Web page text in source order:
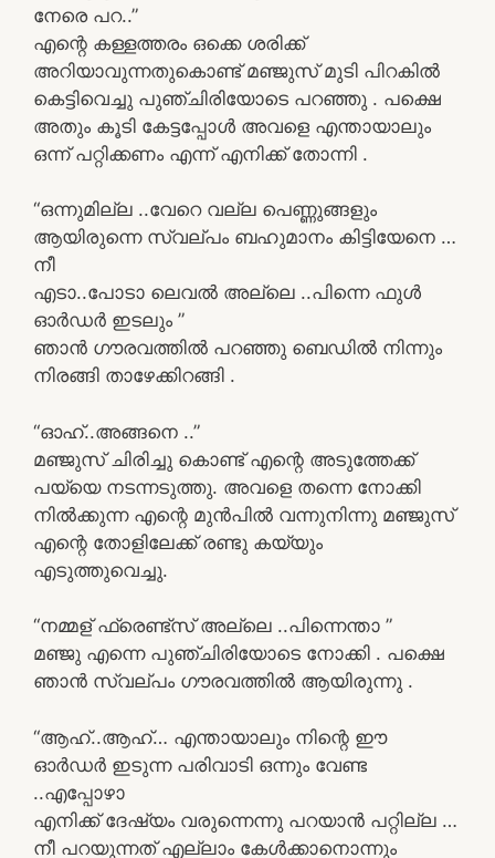
നേരെ പറ..”
എന്റെ കള്ളത്തരം ഒക്കെ ശരിക്ക്
അറിയാവുന്നതുകൊണ്ട് മഞ്ജുസ് മുടി പിറകിൽ
കെട്ടിവെച്ചു പുഞ്ചിരിയോടെ പറഞ്ഞു . പക്ഷെ
അതും കൂടി കേട്ടപ്പോൾ അവളെ എന്തായാലും
ഒന്ന് പറ്റിക്കണം എന്ന് എനിക്ക് തോന്നി .
“ഒന്നുമില്ല ..വേറെ വല്ല പെണ്ണുങ്ങളും
ആയിരുന്നെ സ്വല്പം ബഹുമാനം കിട്ടിയേനെ …
നീ
എടാ..പോടാ ലെവൽ അല്ലെ ..പിന്നെ ഫുൾ
ഓർഡർ ഇടലും ”
ഞാൻ ഗൗരവത്തിൽ പറഞ്ഞു ബെഡിൽ നിന്നും
നിരങ്ങി താഴേക്കിറങ്ങി .
“ഓഹ്..അങ്ങനെ ..”
മഞ്ജുസ് ചിരിച്ചു കൊണ്ട് എന്റെ അടുത്തേക്ക്
പയ്യെ നടന്നടുത്തു. അവളെ തന്നെ നോക്കി
നിൽക്കുന്ന എന്റെ മുൻപിൽ വന്നുനിന്നു മഞ്ജുസ്
എന്റെ തോളിലേക്ക് രണ്ടു കയ്യും
എടുത്തുവെച്ചു.
“നമ്മള് ഫ്രെണ്ട്സ് അല്ലെ ..പിന്നെന്താ ”
മഞ്ജു എന്നെ പുഞ്ചിരിയോടെ നോക്കി . പക്ഷെ
ഞാൻ സ്വല്പം ഗൗരവത്തിൽ ആയിരുന്നു .
“ആഹ്..ആഹ്… എന്തായാലും നിന്റെ ഈ
ഓർഡർ ഇടുന്ന പരിവാടി ഒന്നും വേണ്ട
..എപ്പോഴാ
എനിക്ക് ദേഷ്യം വരുന്നെന്നു പറയാൻ പറ്റില്ല …
നീ പറയുന്നത് എല്ലാം കേൾക്കാനൊന്നും